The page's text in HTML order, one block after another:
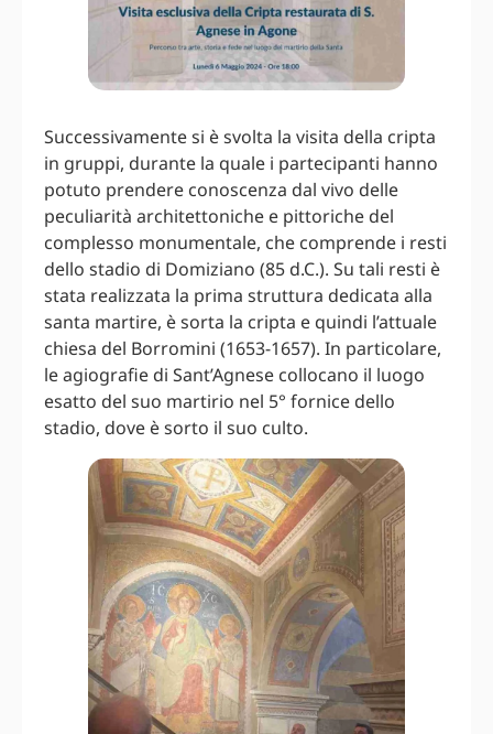
Successivamente si è svolta la visita della cripta
in gruppi, durante la quale i partecipanti hanno
potuto prendere conoscenza dal vivo delle
peculiarità architettoniche e pittoriche del
complesso monumentale, che comprende i resti
dello stadio di Domiziano (85 d.C.). Su tali resti è
stata realizzata la prima struttura dedicata alla
santa martire, è sorta la cripta e quindi l’attuale
chiesa del Borromini (1653-1657). In particolare,
le agiografie di Sant’Agnese collocano il luogo
esatto del suo martirio nel 5° fornice dello
stadio, dove è sorto il suo culto.